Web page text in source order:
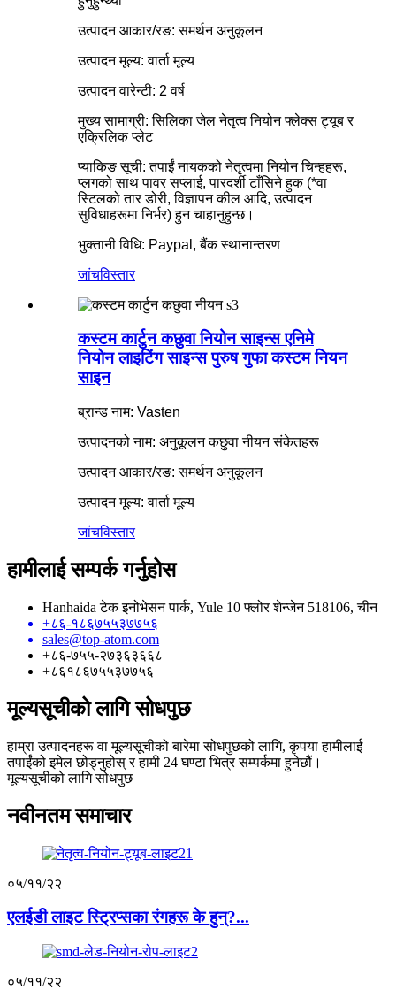
उत्पादन आकार/रङ: समर्थन अनुकूलन
उत्पादन मूल्य: वार्ता मूल्य
उत्पादन वारेन्टी: 2 वर्ष
मुख्य सामाग्री: सिलिका जेल नेतृत्व नियोन फ्लेक्स ट्यूब र
एक्रिलिक प्लेट
प्याकिङ सूची: तपाईं नायकको नेतृत्वमा नियोन चिन्हहरू,
प्लगको साथ पावर सप्लाई, पारदर्शी टाँसिने हुक (*वा
स्टिलको तार डोरी, विज्ञापन कील आदि, उत्पादन
सुविधाहरूमा निर्भर) हुन चाहानुहुन्छ।
भुक्तानी विधि: Paypal, बैंक स्थानान्तरण
जांचविस्तार
कस्टम कार्टुन कछुवा नियोन साइन्स एनिमे
नियोन लाइटिंग साइन्स पुरुष गुफा कस्टम नियन
साइन
ब्रान्ड नाम: Vasten
उत्पादनको नाम: अनुकूलन कछुवा नीयन संकेतहरू
उत्पादन आकार/रङ: समर्थन अनुकूलन
उत्पादन मूल्य: वार्ता मूल्य
जांचविस्तार
हामीलाई सम्पर्क गर्नुहोस
Hanhaida टेक इनोभेसन पार्क, Yule 10 फ्लोर शेन्जेन 518106, चीन
+८६-१८६७५५३७७५६
sales@top-atom.com
+८६-७५५-२७३६३६६८
+८६१८६७५५३७७५६
मूल्यसूचीको लागि सोधपुछ
हाम्रा उत्पादनहरू वा मूल्यसूचीको बारेमा सोधपुछको लागि, कृपया हामीलाई
तपाईंको इमेल छोड्नुहोस् र हामी 24 घण्टा भित्र सम्पर्कमा हुनेछौं।
मूल्यसूचीको लागि सोधपुछ
नवीनतम समाचार
०५/११/२२
एलईडी लाइट स्ट्रिप्सका रंगहरू के हुन्?...
०५/११/२२